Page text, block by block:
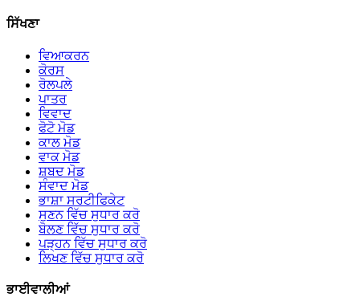
ਸਿੱਖਣਾ
ਵਿਆਕਰਨ
ਕੋਰਸ
ਰੋਲਪਲੇ
ਪਾਤਰ
ਵਿਵਾਦ
ਫੋਟੋ ਮੋਡ
ਕਾਲ ਮੋਡ
ਵਾਕ ਮੋਡ
ਸ਼ਬਦ ਮੋਡ
ਸੰਵਾਦ ਮੋਡ
ਭਾਸ਼ਾ ਸਰਟੀਫਿਕੇਟ
ਸੁਣਨ ਵਿੱਚ ਸੁਧਾਰ ਕਰੋ
ਬੋਲਣ ਵਿੱਚ ਸੁਧਾਰ ਕਰੋ
ਪੜ੍ਹਨ ਵਿੱਚ ਸੁਧਾਰ ਕਰੋ
ਲਿਖਣ ਵਿੱਚ ਸੁਧਾਰ ਕਰੋ
ਭਾਈਵਾਲੀਆਂ